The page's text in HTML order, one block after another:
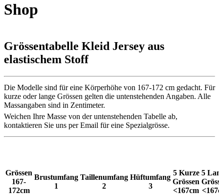
Shop
Grössentabelle Kleid Jersey aus
elastischem Stoff
Die Modelle sind für eine Körperhöhe von 167-172 cm gedacht. Für
kurze oder lange Grössen gelten die untenstehenden Angaben. Alle
Massangaben sind in Zentimeter.
Weichen Ihre Masse von der untenstehenden Tabelle ab,
kontaktieren Sie uns per Email für eine Spezialgrösse.
Grössen
167-
172cm
Brustumfang
1
Taillenumfang
2
Hüftumfang
3
5 Kurze
Grössen
<167cm
5